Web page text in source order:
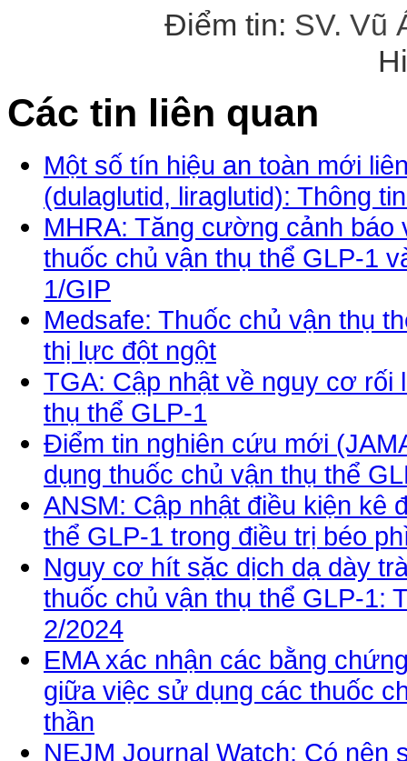
Điểm tin: SV. Vũ
Các tin liên quan
Một số tín hiệu an toàn mới
(dulaglutid, liraglutid): Thông
MHRA: Tăng cường cảnh
thuốc chủ vận thụ thể GLP-1
1/GIP
Medsafe: Thuốc chủ vận thụ
thị lực đột ngột
TGA: Cập nhật về nguy cơ rối
thụ thể GLP-1
Điểm tin nghiên cứu mới
dụng thuốc chủ vận thụ thể
ANSM: Cập nhật điều kiện kê
thể GLP-1 trong điều trị béo
Nguy cơ hít sặc dịch dạ dày
thuốc chủ vận thụ thể GLP-1:
2/2024
EMA xác nhận các bằng
giữa việc sử dụng các thuốc
thần
NEJM Journal Watch: Có nên